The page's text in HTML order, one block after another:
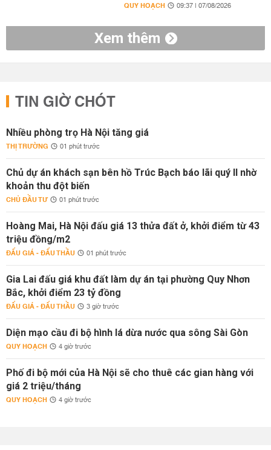
QUY HOẠCH 09:37 | 07/08/2026
Xem thêm
TIN GIỜ CHÓT
Nhiều phòng trọ Hà Nội tăng giá
THỊ TRƯỜNG 01 phút trước
Chủ dự án khách sạn bên hồ Trúc Bạch báo lãi quý II nhờ
khoản thu đột biến
CHỦ ĐẦU TƯ 01 phút trước
Hoàng Mai, Hà Nội đấu giá 13 thửa đất ở, khởi điểm từ 43
triệu đồng/m2
ĐẤU GIÁ - ĐẤU THẦU 01 phút trước
Gia Lai đấu giá khu đất làm dự án tại phường Quy Nhơn
Bắc, khởi điểm 23 tỷ đồng
ĐẤU GIÁ - ĐẤU THẦU 3 giờ trước
Diện mạo cầu đi bộ hình lá dừa nước qua sông Sài Gòn
QUY HOẠCH 4 giờ trước
Phố đi bộ mới của Hà Nội sẽ cho thuê các gian hàng với
giá 2 triệu/tháng
QUY HOẠCH 4 giờ trước